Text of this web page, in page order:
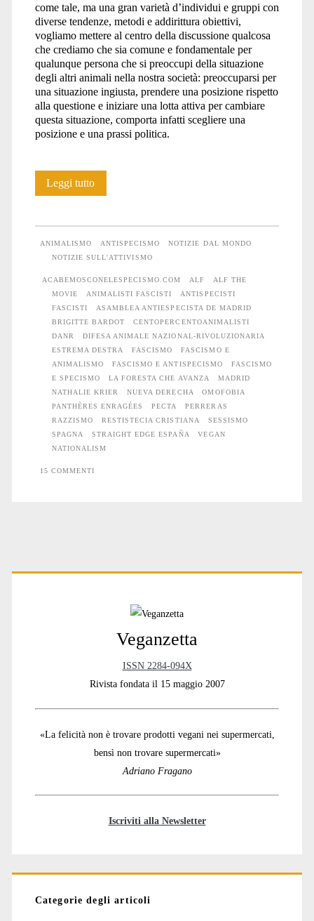
come tale, ma una gran varietà d’individui e gruppi con
diverse tendenze, metodi e addirittura obiettivi,
vogliamo mettere al centro della discussione qualcosa
che crediamo che sia comune e fondamentale per
qualunque persona che si preoccupi della situazione
degli altri animali nella nostra società: preoccuparsi per
una situazione ingiusta, prendere una posizione rispetto
alla questione e iniziare una lotta attiva per cambiare
questa situazione, comporta infatti scegliere una
posizione e una prassi politica.
Leggi tuttoLo
è
un’isola:
antispecismo,
animalismo
e
fascismo
ANIMALISMO ANTISPECISMO
NOTIZIE DAL MONDO
NOTIZIE SULL'ATTIVISMO
ACABEMOSCONELESPECISMO.COM ALF
ALF THE
MOVIE
ANIMALISTI FASCISTI
ANTISPECISTI
FASCISTI
ASAMBLEA ANTIESPECISTA DE MADRID
BRIGITTE BARDOT
CENTOPERCENTOANIMALISTI
DANR
DIFESA ANIMALE NAZIONAL-RIVOLUZIONARIA
ESTREMA DESTRA
FASCISMO
FASCISMO E
ANIMALISMO
FASCISMO E ANTISPECISMO
FASCISMO
E SPECISMO
LA FORESTA CHE AVANZA
MADRID
NATHALIE KRIER
NUEVA DERECHA
OMOFOBIA
PANTHÈRES ENRAGÉES
PECTA
PERRERAS
RAZZISMO
RESTISTECIA CRISTIANA
SESSISMO
SPAGNA
STRAIGHT EDGE ESPAÑA
VEGAN
NATIONALISM
15 COMMENTI
Primary
Veganzetta
ISSN 2284-094X
Rivista fondata il 15 maggio 2007
«La felicità non è trovare prodotti vegani nei supermercati,
bensì non trovare supermercati»
Adriano Fragano
Iscriviti alla Newsletter
Categorie degli articoli